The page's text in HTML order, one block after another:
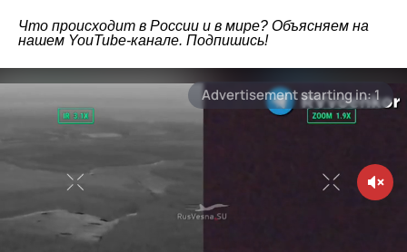
Что происходит в России и в мире? Объясняем на
нашем YouTube-канале. Подпишись!